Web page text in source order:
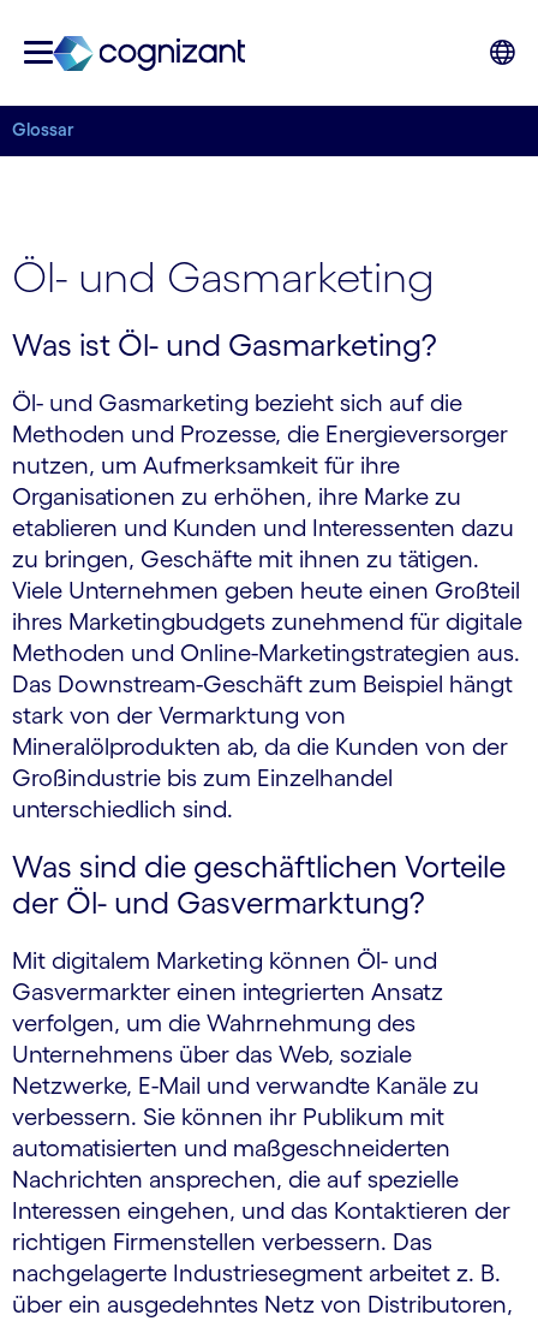
Glossar
Öl- und Gasmarketing
Was ist Öl- und Gasmarketing?
Öl- und Gasmarketing bezieht sich auf die
Methoden und Prozesse, die Energieversorger
nutzen, um Aufmerksamkeit für ihre
Organisationen zu erhöhen, ihre Marke zu
etablieren und Kunden und Interessenten dazu
zu bringen, Geschäfte mit ihnen zu tätigen.
Viele Unternehmen geben heute einen Großteil
ihres Marketingbudgets zunehmend für digitale
Methoden und Online-Marketingstrategien aus.
Das Downstream-Geschäft zum Beispiel hängt
stark von der Vermarktung von
Mineralölprodukten ab, da die Kunden von der
Großindustrie bis zum Einzelhandel
unterschiedlich sind.
Was sind die geschäftlichen Vorteile
der Öl- und Gasvermarktung?
Mit digitalem Marketing können Öl- und
Gasvermarkter einen integrierten Ansatz
verfolgen, um die Wahrnehmung des
Unternehmens über das Web, soziale
Netzwerke, E-Mail und verwandte Kanäle zu
verbessern. Sie können ihr Publikum mit
automatisierten und maßgeschneiderten
Nachrichten ansprechen, die auf spezielle
Interessen eingehen, und das Kontaktieren der
richtigen Firmenstellen verbessern. Das
nachgelagerte Industriesegment arbeitet z. B.
über ein ausgedehntes Netz von Distributoren,